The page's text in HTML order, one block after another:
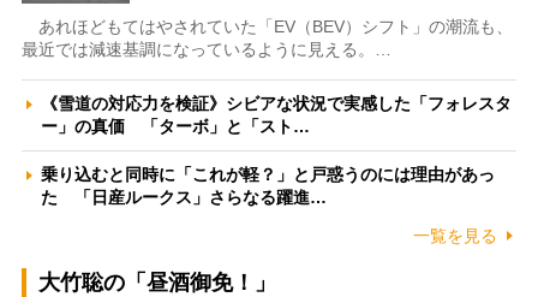
あれほどもてはやされていた「EV（BEV）シフト」の潮流も、
最近では減速基調になっているように見える。…
《雪道の対応力を検証》シビアな状況で実感した「フォレスタ
ー」の真価 「ターボ」と「スト…
乗り込むと同時に「これが軽？」と戸惑うのには理由があっ
た 「日産ルークス」さらなる躍進…
一覧を見る
大竹聡の「昼酒御免！」